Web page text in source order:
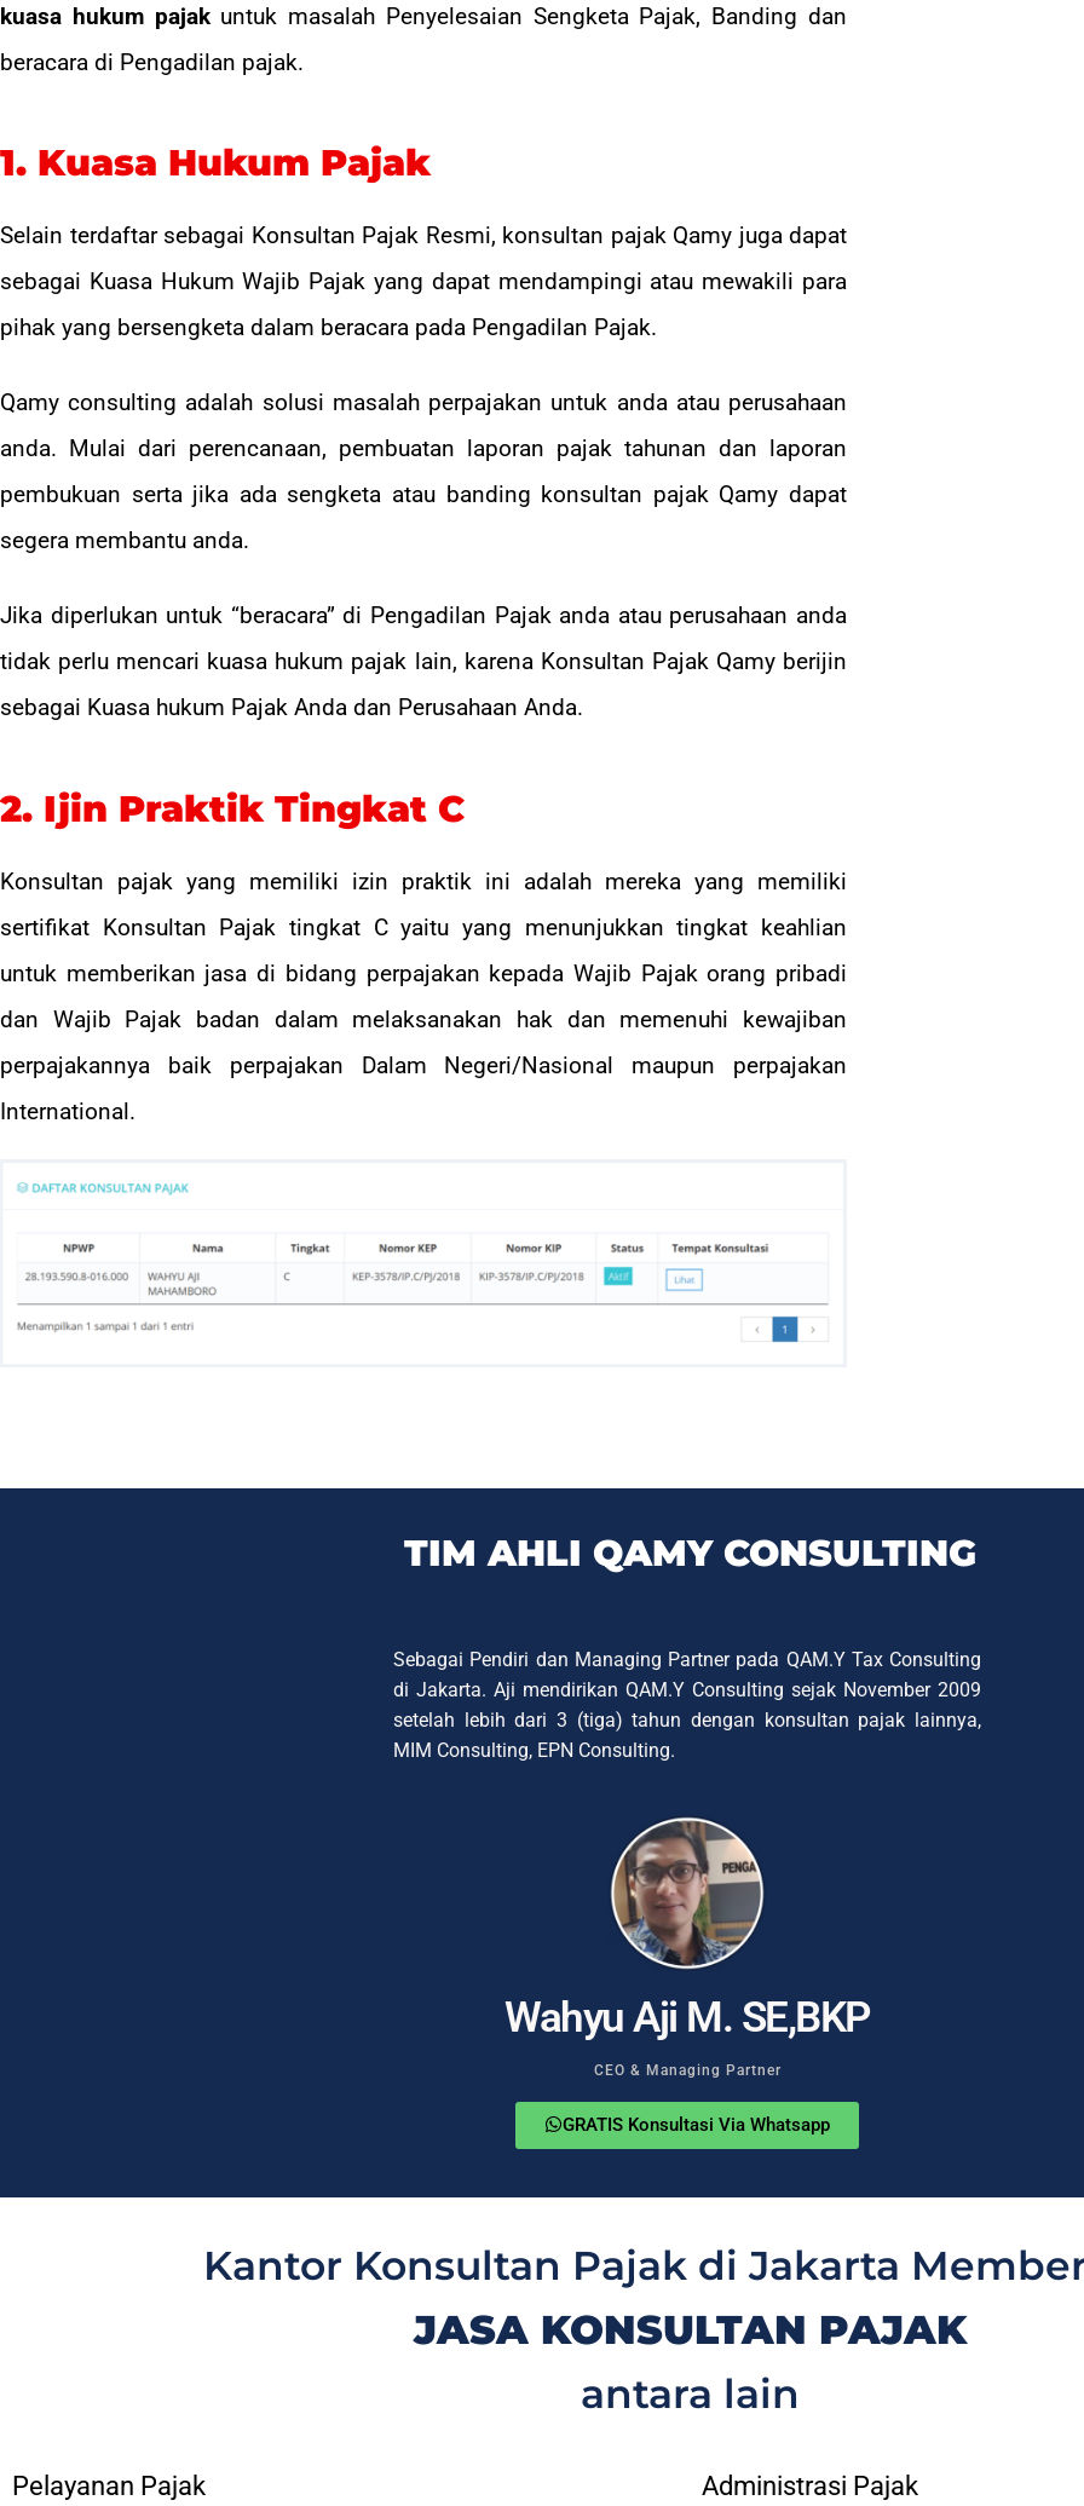
kuasa hukum pajakuntuk masalah Penyelesaian Sengketa Pajak, Banding dan
beracara di Pengadilan pajak.
1. Kuasa Hukum Pajak
Selain terdaftar sebagai Konsultan Pajak Resmi, konsultan pajak Qamy juga dapat
sebagai Kuasa Hukum Wajib Pajak yang dapat mendampingi atau mewakili para
pihak yang bersengketa dalam beracara pada Pengadilan Pajak.
Qamy consulting adalah solusi masalah perpajakan untuk anda atau perusahaan
anda. Mulai dari perencanaan, pembuatan laporan pajak tahunan dan laporan
pembukuan serta jika ada sengketa atau banding konsultan pajak Qamy dapat
segera membantu anda.
Jika diperlukan untuk “beracara” di Pengadilan Pajak anda atau perusahaan anda
tidak perlu mencari kuasa hukum pajak lain, karena Konsultan Pajak Qamy berijin
sebagai Kuasa hukum Pajak Anda dan Perusahaan Anda.
2. Ijin Praktik Tingkat C
Konsultan pajak yang memiliki izin praktik ini adalah mereka yang memiliki
sertifikat Konsultan Pajak tingkat C yaitu yang menunjukkan tingkat keahlian
untuk memberikan jasa di bidang perpajakan kepada Wajib Pajak orang pribadi
dan Wajib Pajak badan dalam melaksanakan hak dan memenuhi kewajiban
perpajakannya baik perpajakan Dalam Negeri/Nasional maupun perpajakan
International.
TIM AHLI QAMY CONSULTING
Sebagai Pendiri dan Managing Partner pada QAM.Y Tax Consulting
di Jakarta. Aji mendirikan QAM.Y Consulting sejak November 2009
setelah lebih dari 3 (tiga) tahun dengan konsultan pajak lainnya,
MIM Consulting, EPN Consulting.
Wahyu Aji M. SE,BKP
CEO & Managing Partner
GRATIS Konsultasi Via Whatsapp
Kantor Konsultan Pajak di Jakarta
JASA KONSULTAN PAJAK
antara lain
Pelayanan Pajak Administrasi Pajak